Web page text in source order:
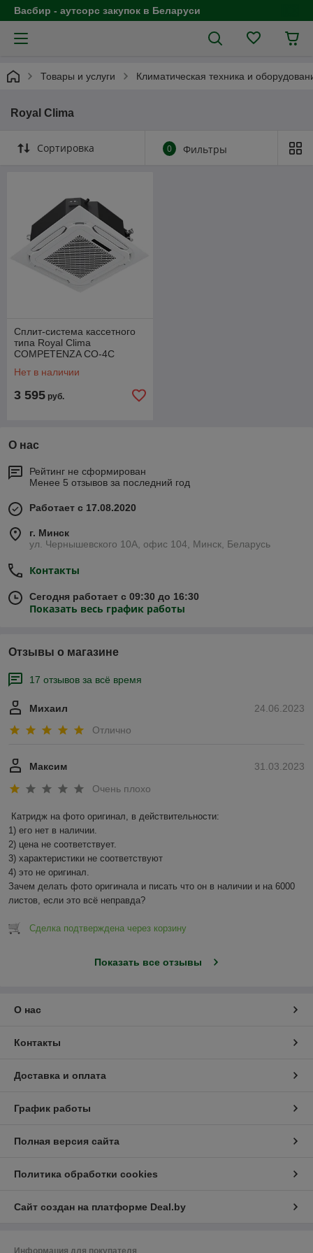
Васбир - аутсорс закупок в Беларуси
Товары и услуги Климатическая техника и
Royal Clima
Сортировка 0 Фильтры
Сплит-система кассетного
типа Royal Clima
COMPETENZA CO-4C
4C/pan8D1
Нет в наличии
3 595 руб.
О нас
Рейтинг не сформирован
Менее 5 отзывов за последний год
Работает с 17.08.2020
г. Минск
ул. Чернышевского 10А, офис 104, Минск, Беларусь
Контакты
Сегодня работает с 09:30 до 16:30
Показать весь график работы
Отзывы о магазине
17 отзывов за всё время
24.06.2023
Михаил
Отлично
31.03.2023
Максим
Очень плохо
Катридж на фото оригинал, в действительности:
1) его нет в наличии.
2) цена не соответствует.
3) характеристики не соответствуют
4) это не оригинал.
Зачем делать фото оригинала и писать что он в наличии и на 6000
листов, если это всё неправда?
Сделка подтверждена через корзину
Показать все отзывы
О нас
Контакты
Доставка и оплата
График работы
Полная версия сайта
Политика обработки cookies
Сайт создан на платформе Deal.by
Информация для покупателя